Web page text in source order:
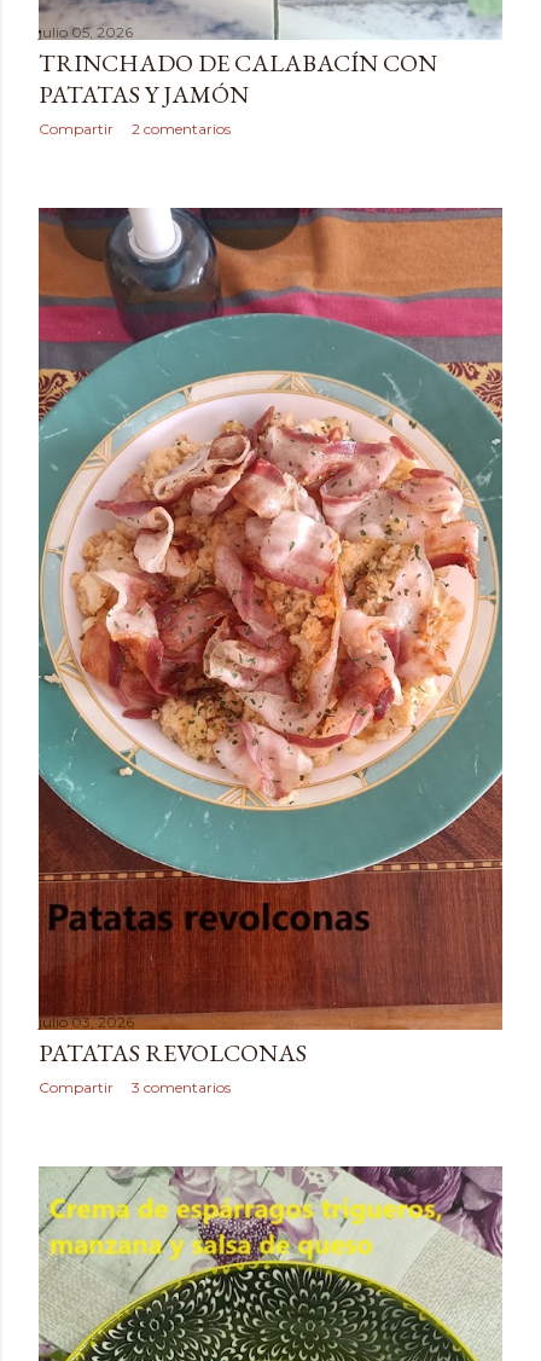
julio 05, 2026
TRINCHADO DE CALABACÍN CON
PATATAS Y JAMÓN
Compartir 2 comentarios
julio 03, 2026
PATATAS REVOLCONAS
Compartir 3 comentarios